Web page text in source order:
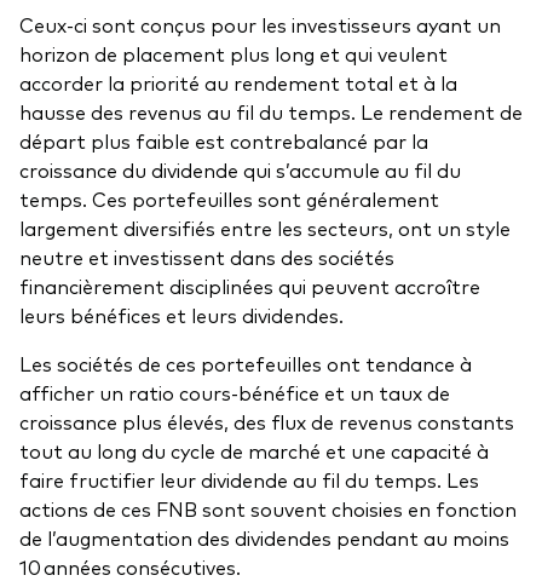
Ceux-ci sont conçus pour les investisseurs ayant un
horizon de placement plus long et qui veulent
accorder la priorité au rendement total et à la
hausse des revenus au fil du temps. Le rendement de
départ plus faible est contrebalancé par la
croissance du dividende qui s’accumule au fil du
temps. Ces portefeuilles sont généralement
largement diversifiés entre les secteurs, ont un style
neutre et investissent dans des sociétés
financièrement disciplinées qui peuvent accroître
leurs bénéfices et leurs dividendes.
Les sociétés de ces portefeuilles ont tendance à
afficher un ratio cours-bénéfice et un taux de
croissance plus élevés, des flux de revenus constants
tout au long du cycle de marché et une capacité à
faire fructifier leur dividende au fil du temps. Les
actions de ces FNB sont souvent choisies en fonction
de l’augmentation des dividendes pendant au moins
10 années consécutives.